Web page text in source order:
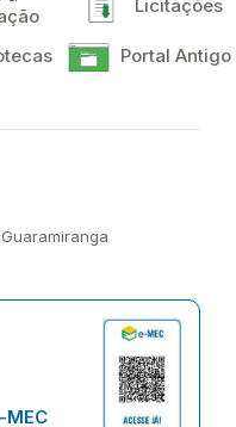
Licitações
Portal Antigo